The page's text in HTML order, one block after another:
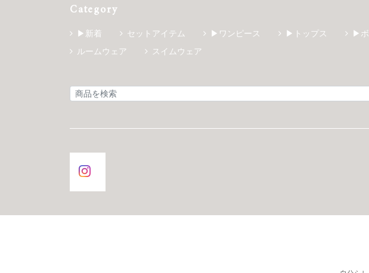
Category
▶新着 セットアイテム ▶ワンピース ▶トップス ▶ボ
ルームウェア
スイムウェア